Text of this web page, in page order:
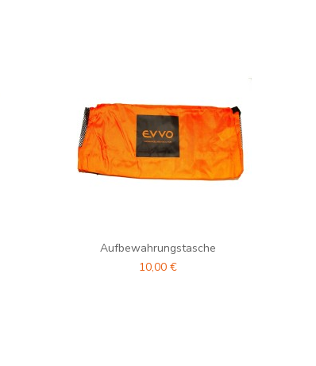
Aufbewahrungstasche
10,00 €